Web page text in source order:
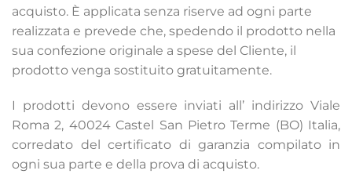
acquisto. È applicata senza riserve ad ogni parte
realizzata e prevede che, spedendo il prodotto nella
sua confezione originale a spese del Cliente, il
prodotto venga sostituito gratuitamente.
I prodotti devono essere inviati all’ indirizzo Viale
Roma 2, 40024 Castel San Pietro Terme (BO) Italia,
corredato del certificato di garanzia compilato in
ogni sua parte e della prova di acquisto.